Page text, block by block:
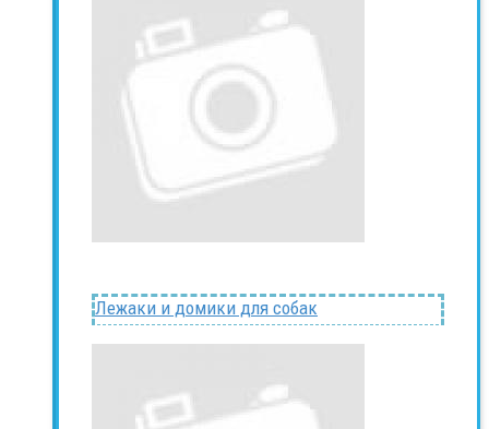
Лежаки и домики для собак